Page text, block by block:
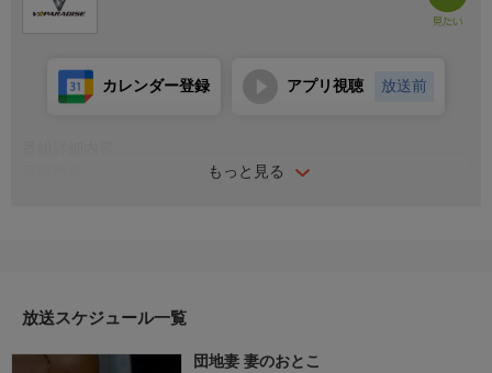
もっと見る
カレンダー登録 アプリ視聴 放送前
放送スケジュール一覧
団地妻 妻のおとこ